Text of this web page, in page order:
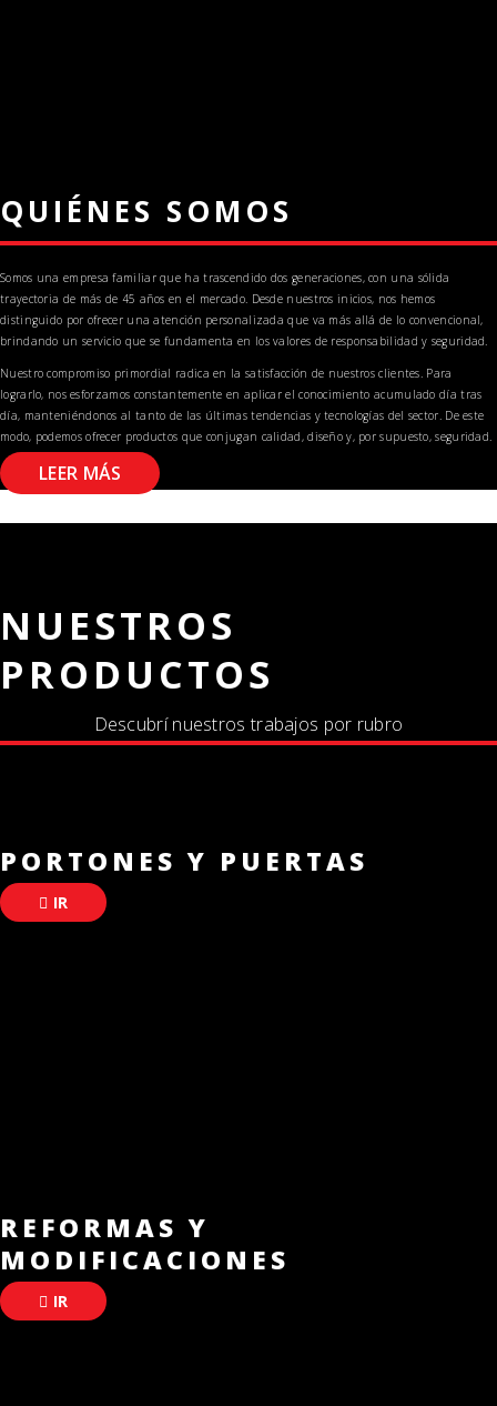
QUIÉNES SOMOS
Somos una empresa familiar que ha trascendido dos generaciones, con una sólida
trayectoria de más de 45 años en el mercado. Desde nuestros inicios, nos hemos
distinguido por ofrecer una atención personalizada que va más allá de lo convencional,
brindando un servicio que se fundamenta en los valores de responsabilidad y seguridad.
Nuestro compromiso primordial radica en la satisfacción de nuestros clientes. Para
lograrlo, nos esforzamos constantemente en aplicar el conocimiento acumulado día tras
día, manteniéndonos al tanto de las últimas tendencias y tecnologías del sector. De este
modo, podemos ofrecer productos que conjugan calidad, diseño y, por supuesto, seguridad.
LEER MÁS
NUESTROS
PRODUCTOS
Descubrí nuestros trabajos por rubro
PORTONES Y PUERTAS
IR
REFORMAS Y
MODIFICACIONES
IR